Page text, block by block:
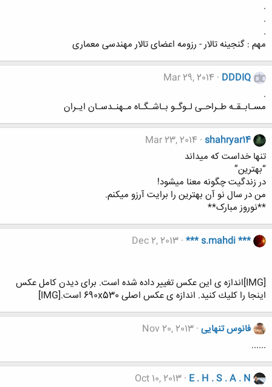
.
.
.
مهم : گنجینه تالار - رزومه اعضای تالار مهندسی معماری
DDDIQ
Mar 29, 2014
.
مسـابـقـه طـراحـی لـوگـو بـاشـگـاه مـهنـدسـان ایـران
shahryar14
Mar 23, 2014
تنها خداست که میداند
“بهترین”
در زندگیت چگونه معنا میشود!
من در سال نو آن بهترین را برایت آرزو میکنم.
**نوروز مبارک**
*** s.mahdi ***
Dec 2, 2013
[IMG]اندازه ی اين عكس تغيير داده شده است. برای ديدن كامل عكس
اينجا را كليك كنيد. اندازه ی عكس اصلی 690x530 است.[IMG]
فانوس تنهایی Nov 20, 2013
......
E . H . S . A . N
Oct 10, 2013